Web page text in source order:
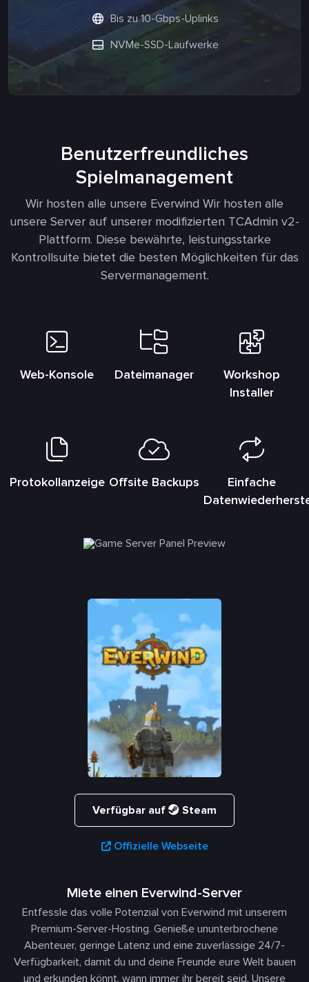
Bis zu 10-Gbps-Uplinks
NVMe-SSD-Laufwerke
Benutzerfreundliches
Spielmanagement
Wir hosten alle unsere Everwind Wir hosten alle
unsere Server auf unserer modifizierten TCAdmin v2-
Plattform. Diese bewährte, leistungsstarke
Kontrollsuite bietet die besten Möglichkeiten für das
Servermanagement.
Web-Konsole Dateimanager
Workshop
Installer
Protokollanzeige Offsite Backups
Einfache
Verfügbar auf Steam
Offizielle Webseite
Miete einen Everwind-Server
Entfessle das volle Potenzial von Everwind mit unserem
Premium-Server-Hosting. Genieße ununterbrochene
Abenteuer, geringe Latenz und eine zuverlässige 24/7-
Verfügbarkeit, damit du und deine Freunde eure Welt bauen
und erkunden könnt, wann immer ihr bereit seid. Unsere